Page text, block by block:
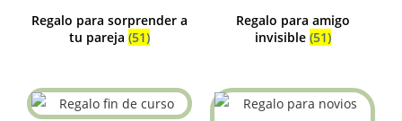
Regalo para sorprender a
tu pareja (51)
Regalo para amigo
invisible (51)